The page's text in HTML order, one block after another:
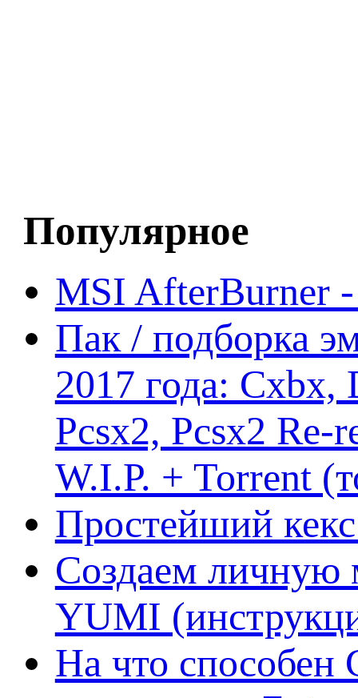
Популярное
MSI AfterBurner
Пак / подборка
2017 года:
Pcsx2, Pcsx2
W.I.P. + Torrent
Простейший кекс
Создаем личную
YUMI
На что способен